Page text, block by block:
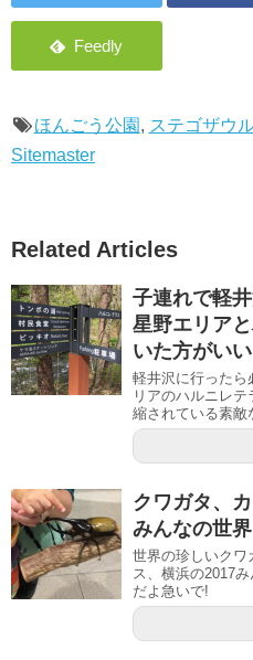
ほんごう公園 , ステゴザウ
Sitemaster
Related Articles
子連れで軽
星野エリア
いた方がい
軽井沢に行ったら
リアのハルニレ
縮されている素敵
クワガタ、
みんなの世
世界の珍しいクワ
ス、横浜の2017
だよ急いで!